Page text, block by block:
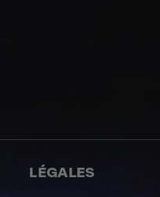
LÉGALES